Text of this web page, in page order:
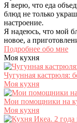
Я верю, что еда
блюд не только
настроение.
Я надеюсь, что мой
новое, а
Подробнее обо мне
Моя кухня
Чугунная кастрюля:
Моя кухня
Мои помощники на
Моя кухня